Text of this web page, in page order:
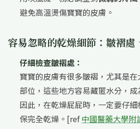
避免高溫燙傷寶寶的皮膚。
容易忽略的乾燥細節：皺褶處
仔細檢查皺褶處：
寶寶的皮膚有很多皺褶，尤其是
部位，這些地方容易藏匿水分，成
因此，在乾燥屁屁時，一定要仔
保完全乾燥。[ref中國醫藥大學附